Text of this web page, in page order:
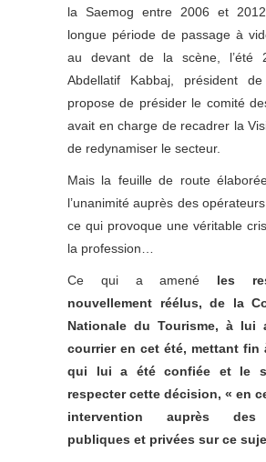
la Saemog entre 2006 et
longue période de passage à
au devant de la scène, l’été
Abdellatif Kabbaj, président
propose de présider le comité
avait en charge de recadrer la
de redynamiser le secteur.
Mais la feuille de route
l’unanimité auprès des
ce qui provoque une véritable
la profession…
Ce qui a amené les
nouvellement réélus, de la
Nationale du Tourisme, à lui
courrier en cet été, mettant fin
qui lui a été confiée et le
respecter cette décision, « en
intervention auprès des
publiques et privées sur ce